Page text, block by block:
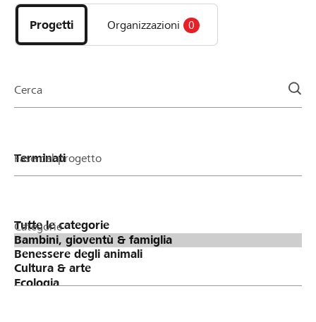
i
progetti
e
della
Progetti Organizzazioni 0
Cerca
Fase del progetto
Categorie